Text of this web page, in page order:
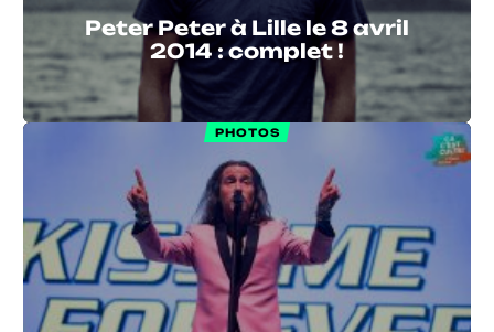
Peter Peter à Lille le 8 avril
2014 : complet !
PHOTOS